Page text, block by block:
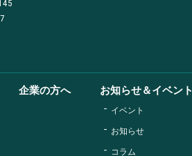
企業の方へ お知らせ＆イベント
イベント
お知らせ
コラム